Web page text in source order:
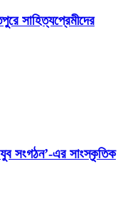
সাহিত্যপ্রেমীদের
যুব সংগঠন’-এর সাংস্কৃতিক